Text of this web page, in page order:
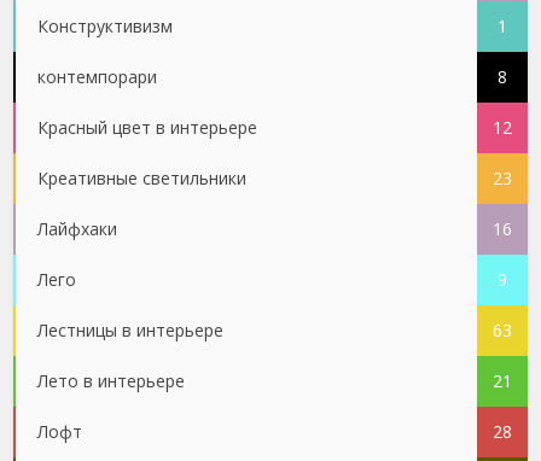
Конструктивизм 1
контемпорари 8
Красный цвет в интерьере 12
Креативные светильники 23
Лайфхаки 16
Лего 9
Лестницы в интерьере 63
Лето в интерьере 21
Лофт 28